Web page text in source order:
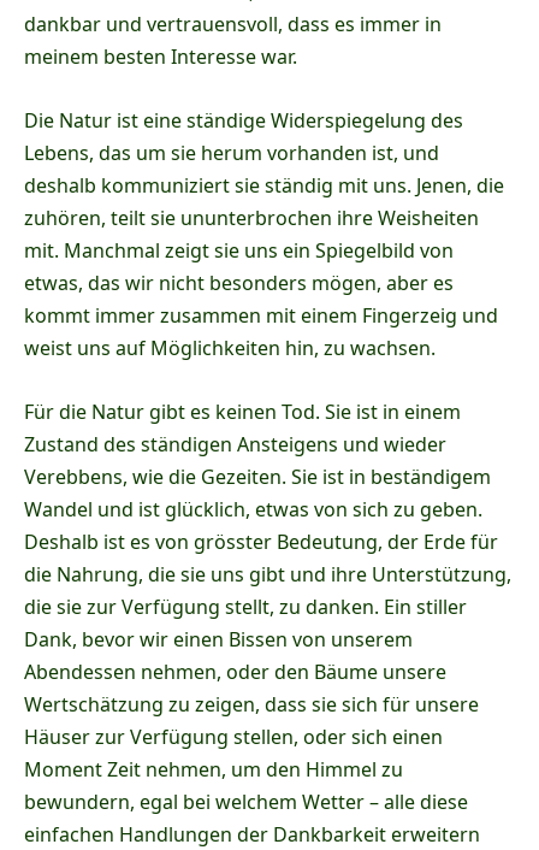
dankbar und vertrauensvoll, dass es immer in
meinem besten Interesse war.
Die Natur ist eine ständige Widerspiegelung des
Lebens, das um sie herum vorhanden ist, und
deshalb kommuniziert sie ständig mit uns. Jenen, die
zuhören, teilt sie ununterbrochen ihre Weisheiten
mit. Manchmal zeigt sie uns ein Spiegelbild von
etwas, das wir nicht besonders mögen, aber es
kommt immer zusammen mit einem Fingerzeig und
weist uns auf Möglichkeiten hin, zu wachsen.
Für die Natur gibt es keinen Tod. Sie ist in einem
Zustand des ständigen Ansteigens und wieder
Verebbens, wie die Gezeiten. Sie ist in beständigem
Wandel und ist glücklich, etwas von sich zu geben.
Deshalb ist es von grösster Bedeutung, der Erde für
die Nahrung, die sie uns gibt und ihre Unterstützung,
die sie zur Verfügung stellt, zu danken. Ein stiller
Dank, bevor wir einen Bissen von unserem
Abendessen nehmen, oder den Bäume unsere
Wertschätzung zu zeigen, dass sie sich für unsere
Häuser zur Verfügung stellen, oder sich einen
Moment Zeit nehmen, um den Himmel zu
bewundern, egal bei welchem Wetter – alle diese
einfachen Handlungen der Dankbarkeit erweitern